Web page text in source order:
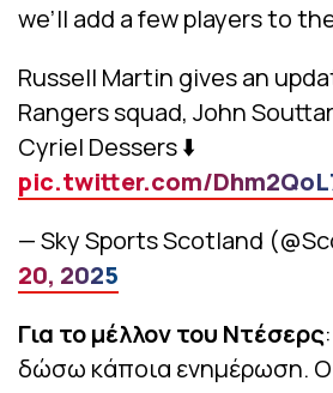
we’ll add a few players to
Russell Martin gives an
Rangers squad, John
Cyriel Dessers ⬇️
pic.twitter.com/
— Sky Sports Scotland
20, 2025
Για το μέλλον του Ντέσερς
δώσω κάποια ενημέρωση.